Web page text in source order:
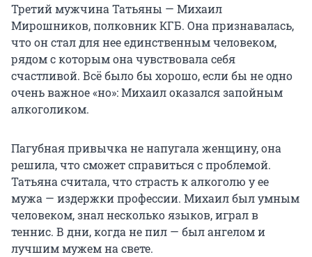
Третий мужчина Татьяны — Михаил
Мирошников, полковник КГБ. Она признавалась,
что он стал для нее единственным человеком,
рядом с которым она чувствовала себя
счастливой. Всё было бы хорошо, если бы не одно
очень важное «но»: Михаил оказался запойным
алкоголиком.
Пагубная привычка не напугала женщину, она
решила, что сможет справиться с проблемой.
Татьяна считала, что страсть к алкоголю у ее
мужа — издержки профессии. Михаил был умным
человеком, знал несколько языков, играл в
теннис. В дни, когда не пил — был ангелом и
лучшим мужем на свете.